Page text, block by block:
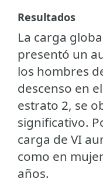
Resultados
La carga
presentó un
los hombres
descenso en
estrato 2, se
significativo.
carga de VI
como en
años.